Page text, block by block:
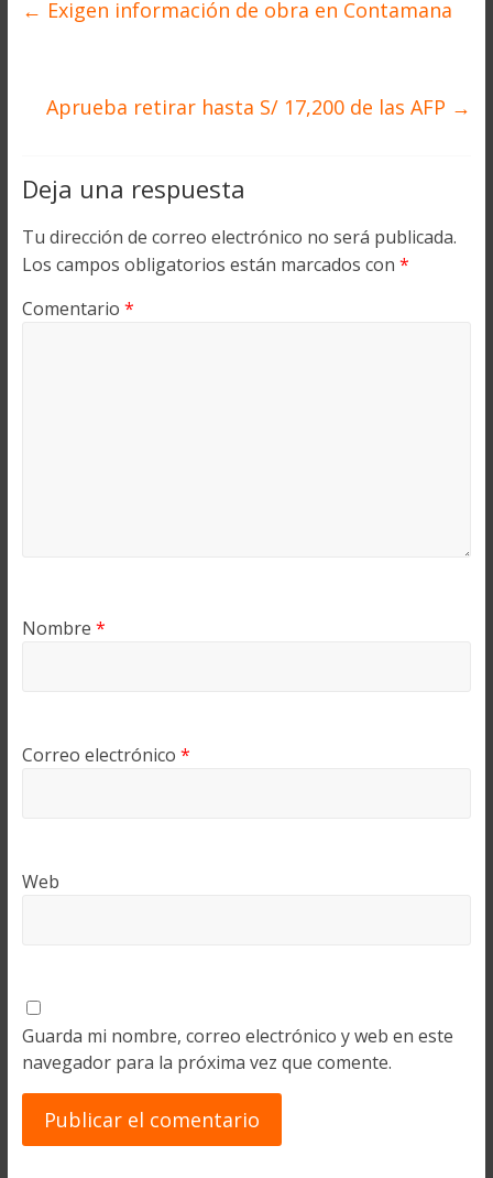
← Exigen información de obra en Contamana
Aprueba retirar hasta S/ 17,200 de las AFP →
Deja una respuesta
Tu dirección de correo electrónico no será publicada.
Los campos obligatorios están marcados con *
Comentario *
Nombre *
Correo electrónico *
Web
Guarda mi nombre, correo electrónico y web en este
navegador para la próxima vez que comente.